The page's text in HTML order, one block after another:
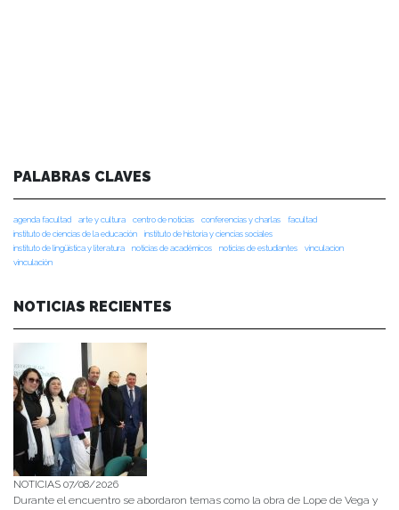
PALABRAS CLAVES
agenda facultad arte y cultura centro de noticias conferencias y charlas
facultad
instituto de ciencias de la educación
instituto de historia y ciencias sociales
instituto de lingüística y literatura
noticias de académicos noticias de estudiantes
vinculacion
vinculación
NOTICIAS RECIENTES
NOTICIAS 07/08/2026
Durante el encuentro se abordaron temas como la obra de Lope de Vega y